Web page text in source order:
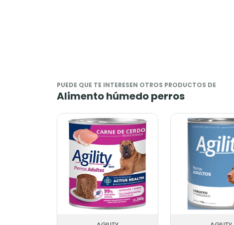
PUEDE QUE TE INTERESEN OTROS PRODUCTOS DE
Alimento húmedo perros